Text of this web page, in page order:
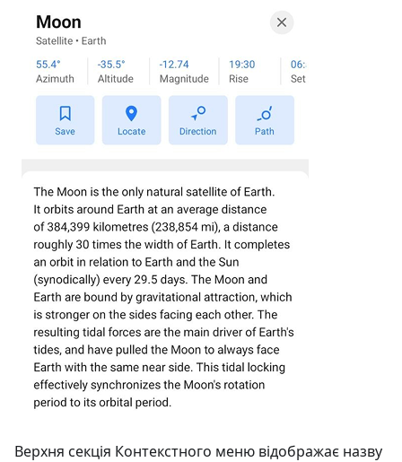
Верхня секція Контекстного меню відображає назву